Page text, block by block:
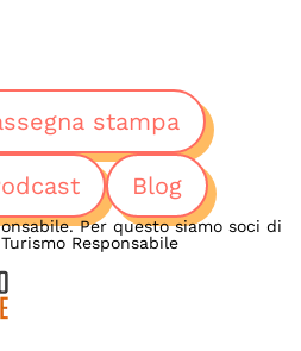
stampa
Blog
Per questo siamo soci di
Responsabile